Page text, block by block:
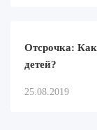
Отсрочка: Как
детей?
25.08.2019